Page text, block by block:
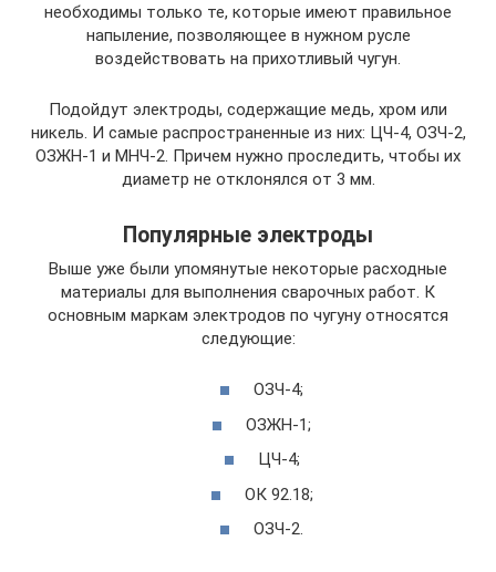
необходимы только те, которые имеют правильное
напыление, позволяющее в нужном русле
воздействовать на прихотливый чугун.
Подойдут электроды, содержащие медь, хром или
никель. И самые распространенные из них: ЦЧ-4, ОЗЧ-2,
ОЗЖН-1 и МНЧ-2. Причем нужно проследить, чтобы их
диаметр не отклонялся от 3 мм.
Популярные электроды
Выше уже были упомянутые некоторые расходные
материалы для выполнения сварочных работ. К
основным маркам электродов по чугуну относятся
следующие:
ОЗЧ-4;
ОЗЖН-1;
ЦЧ-4;
ОК 92.18;
ОЗЧ-2.